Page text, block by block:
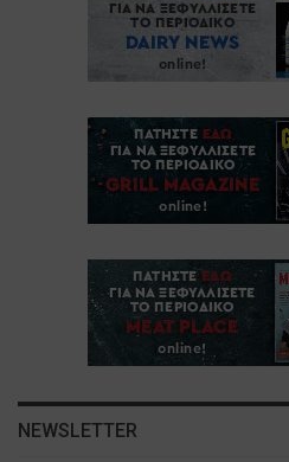
NEWSLETTER